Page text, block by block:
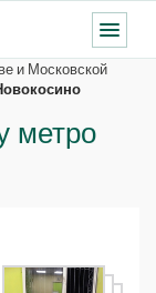
и Московской
метро